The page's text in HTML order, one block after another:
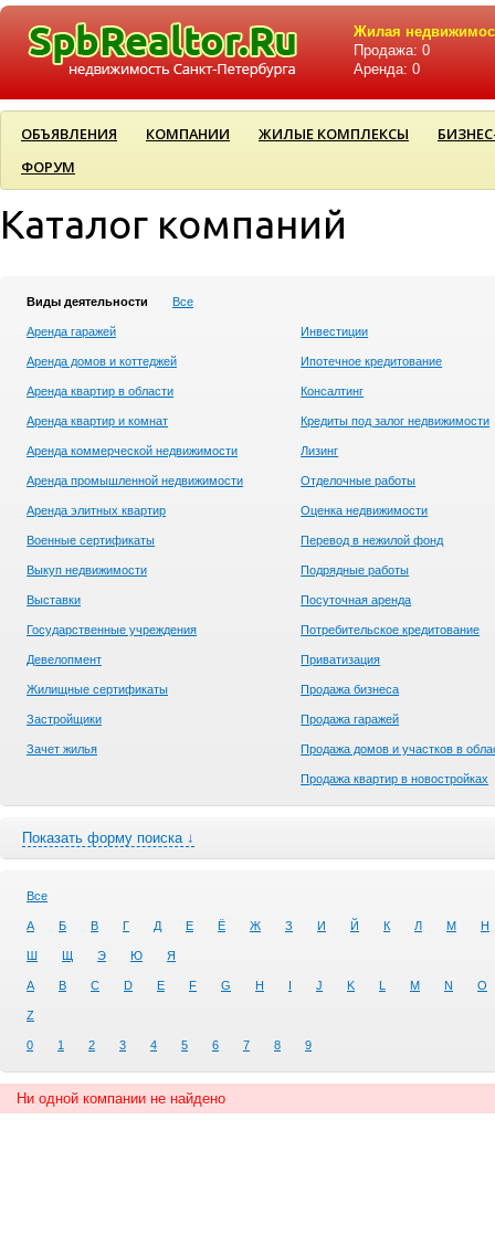
Жилая
Продажа: 0
Аренда: 0
ОБЪЯВЛЕНИЯ КОМПАНИИ ЖИЛЫЕ КОМПЛЕКСЫ
ФОРУМ
Каталог компаний
Виды деятельности Все
Аренда гаражей
Аренда домов и коттеджей
Аренда квартир в области
Аренда квартир и комнат
Аренда коммерческой недвижимости
Аренда промышленной недвижимости
Аренда элитных квартир
Военные сертификаты
Выкуп недвижимости
Выставки
Государственные учреждения
Девелопмент
Жилищные сертификаты
Застройщики
Зачет жилья
Инвестиции
Ипотечное кредитование
Консалтинг
Кредиты под залог недвижимости
Лизинг
Отделочные работы
Оценка недвижимости
Перевод в нежилой фонд
Подрядные работы
Посуточная аренда
Потребительское кредитование
Приватизация
Продажа бизнеса
Продажа гаражей
Продажа домов и участков в
Продажа квартир в новостройках
Показать форму поиска ↓
Все
А Б В Г Д Е Ё Ж З И Й К Л М Н
Ш Щ Э Ю Я
A B C D E F G H I J K L M N O
Z
0 1 2 3 4 5 6 7 8 9
Ни одной компании не найдено